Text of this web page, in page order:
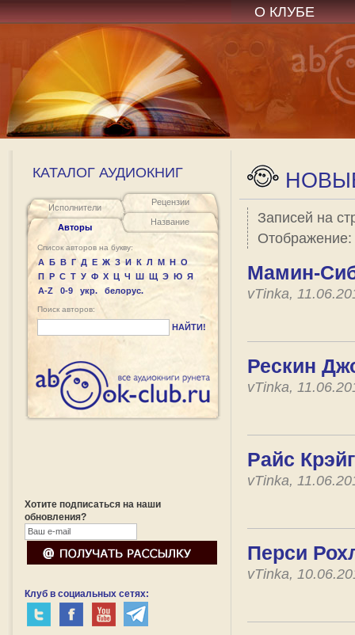
О КЛУБЕ
КАТАЛОГ АУДИОКНИГ
Исполнители
Авторы
Рецензии
Название
Список авторов на букву:
А Б В Г Д Е Ж З И К Л М Н О
П Р С Т У Ф Х Ц Ч Ш Щ Э Ю Я
A-Z
0-9 укр. белорус.
Поиск авторов:
НАЙТИ!
Хотите подписаться на наши
обновления?
Клуб в социальных сетях:
Записей на
Отображение:
Мамин-
vTinka,
Рескин
vTinka,
Райс
vTinka,
Перси
vTinka,